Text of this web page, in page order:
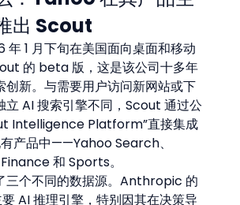
出 Scout
年 1 月下旬在美国面向桌面和移动
的 beta 版，这是该公司十多年
创新。与需要用户访问新网站或下
立 AI 搜索引擎不同，Scout 通过公
Intelligence Platform”直接集成
产品中——Yahoo Search、
和 Sports。
三个不同的数据源。Anthropic 的
AI 推理引擎，特别因其在决策导